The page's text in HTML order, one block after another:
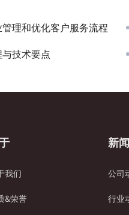
理和优化客户服务流程
技术要点
我们
&荣誉
新
公司
行业